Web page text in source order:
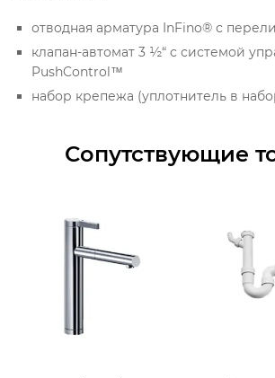
отводная арматура InFino® с
клапан-автомат 3 ½“ с системой
PushControl™
набор крепежа (уплотнитель в
Сопутствующие